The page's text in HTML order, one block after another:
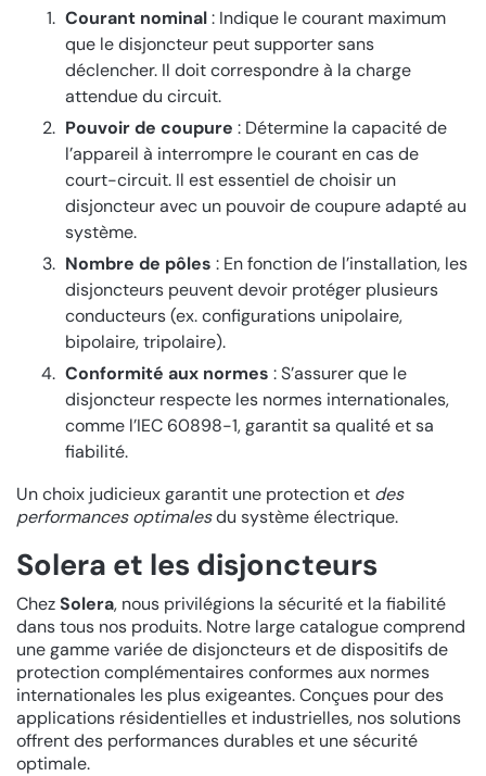
Courant nominal: Indique le courant maximum
que le disjoncteur peut supporter sans
déclencher. Il doit correspondre à la charge
attendue du circuit.
Pouvoir de coupure : Détermine la capacité de
l’appareil à interrompre le courant en cas de
court-circuit. Il est essentiel de choisir un
disjoncteur avec un pouvoir de coupure adapté au
système.
Nombre de pôles : En fonction de l’installation, les
disjoncteurs peuvent devoir protéger plusieurs
conducteurs (ex. configurations unipolaire,
bipolaire, tripolaire).
Conformité aux normes : S’assurer que le
disjoncteur respecte les normes internationales,
comme l’IEC 60898-1, garantit sa qualité et sa
fiabilité.
Un choix judicieux garantit une protection et des
performances optimalesdu système électrique.
Solera et les disjoncteurs
ChezSolera, nous privilégions la sécurité et la fiabilité
dans tous nos produits. Notre large catalogue comprend
une gamme variée de disjoncteurs et de dispositifs de
protection complémentaires conformes aux normes
internationales les plus exigeantes. Conçues pour des
applications résidentielles et industrielles, nos solutions
offrent des performances durables et une sécurité
optimale.